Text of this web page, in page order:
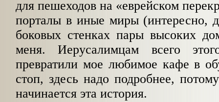
для пешеходов на «еврейском
порталы в иные миры (интересно,
боковых стенках пары высоких
меня. Иерусалимцам всего
превратили мое любимое кафе в
стоп, здесь надо подробнее,
начинается эта история.